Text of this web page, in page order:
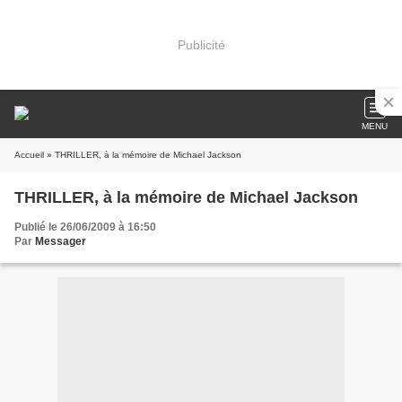
Publicité
MENU
Accueil » THRILLER, à la mémoire de Michael Jackson
THRILLER, à la mémoire de Michael Jackson
Publié le 26/06/2009 à 16:50
Par Messager